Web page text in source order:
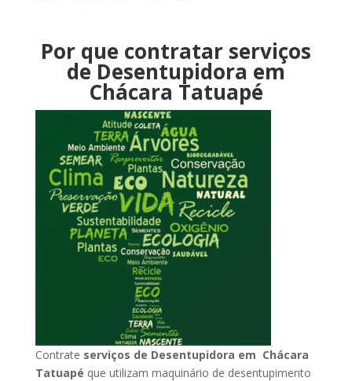
Por que contratar serviços
de Desentupidora em
Chácara Tatuapé
Contrate serviços de Desentupidora em Chácara
Tatuapé que utilizam maquinário de desentupimento